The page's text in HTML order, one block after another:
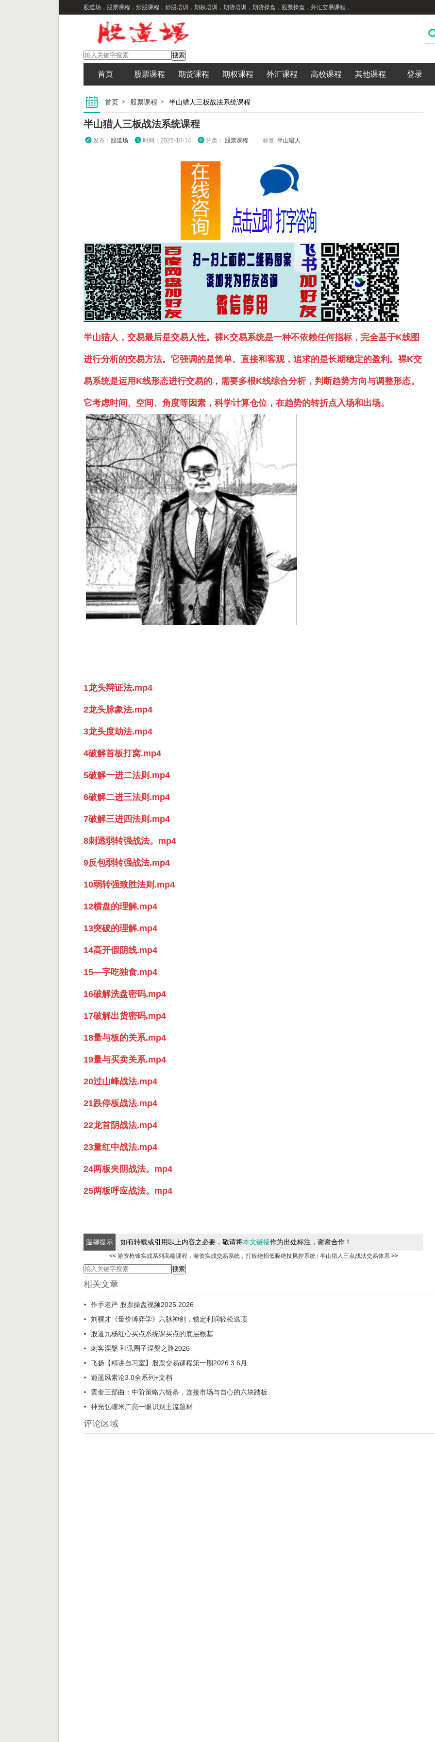
股道场，股票课程，炒股课程，炒股培训，期权培训，期货培训，期货操盘，股票操盘，外汇交易课程，
首页 股票课程 期货课程 期权课程 外汇课程 高校课程 其他课程 登录
首页 股票课程 半山猎人三板战法系统课程
半山猎人三板战法系统课程
发布： 股道场 时间：2025-10-14 分类： 股票课程 标签: 半山猎人
半山猎人，交易最后是交易人性。裸K交易系统是一种不依赖任何指标，完全基于K线图
进行分析的交易方法。它强调的是简单、直接和客观，追求的是长期稳定的盈利。裸K交
易系统是运用K线形态进行交易的，需要多根K线综合分析，判断趋势方向与调整形态。
它考虑时间、空间、角度等因素，科学计算仓位，在趋势的转折点入场和出场。
1龙头辩证法.mp4
2龙头脉象法.mp4
3龙头度劫法.mp4
4破解首板打窝.mp4
5破解一进二法则.mp4
6破解二进三法则.mp4
7破解三进四法则.mp4
8刺透弱转强战法。mp4
9反包弱转强战法.mp4
10弱转强致胜法则.mp4
12横盘的理解.mp4
13突破的理解.mp4
14高开假阴线.mp4
15—字吃独食.mp4
16破解洗盘密码.mp4
17破解出货密码.mp4
18量与板的关系.mp4
19量与买卖关系.mp4
20过山峰战法.mp4
21跌停板战法.mp4
22龙首阴战法.mp4
23量红中战法.mp4
24两板夹阴战法。mp4
25两板呼应战法。mp4
温馨提示 如有转载或引用以上内容之必要，敬请将本文链接作为出处标注，谢谢合作！
<< 游资枪锋实战系列高端课程，游资实战交易系统，打板绝招低吸绝技风控系统 半山猎人三点战法交易体系>>
相关文章
作手老严 股票操盘视频2025 2026
刘骥才《量价博弈学》六脉神剑，锁定利润轻松逃顶
股道九杨红心买点系统课买点的底层根基
刺客涅槃 和讯圈子涅槃之路2026
飞扬【精讲自习室】股票交易课程第一期2026.3 6月
逍遥风素论3.0全系列+文档
雲奎三部曲：中阶策略六链条，连接市场与自心的六块踏板
神光弘缠米广亮一眼识别主流题材
评论区域